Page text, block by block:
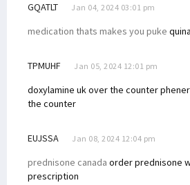
GQATLT Jan 04, 2024 03:01 pm
medication thats makes you puke
TPMUHF Jan 05, 2024 12:01 pm
doxylamine uk over the counter
the counter
EUJSSA Jan 08, 2024 12:04 pm
prednisone canada order prednisone
prescription